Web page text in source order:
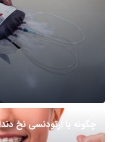
چگونه با ارتودنسی نخ